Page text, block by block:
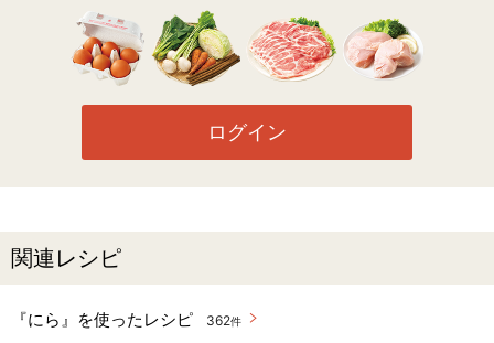
ログイン
関連レシピ
『にら』を使ったレシピ 362件